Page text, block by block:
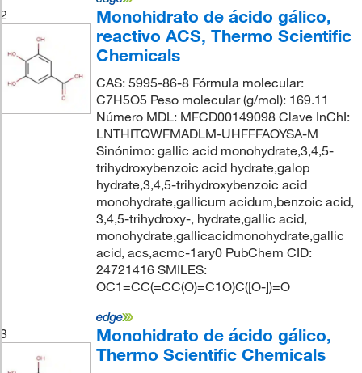
2
Monohidrato de ácido gálico,
reactivo ACS, Thermo Scientific
Chemicals
CAS: 5995-86-8 Fórmula molecular:
C7H5O5 Peso molecular (g/mol): 169.11
Número MDL: MFCD00149098 Clave InChI:
LNTHITQWFMADLM-UHFFFAOYSA-M
Sinónimo: gallic acid monohydrate,3,4,5-
trihydroxybenzoic acid hydrate,galop
hydrate,3,4,5-trihydroxybenzoic acid
monohydrate,gallicum acidum,benzoic acid,
3,4,5-trihydroxy-, hydrate,gallic acid,
monohydrate,gallicacidmonohydrate,gallic
acid, acs,acmc-1ary0 PubChem CID:
24721416 SMILES:
OC1=CC(=CC(O)=C1O)C([O-])=O
3
Monohidrato de ácido gálico,
Thermo Scientific Chemicals